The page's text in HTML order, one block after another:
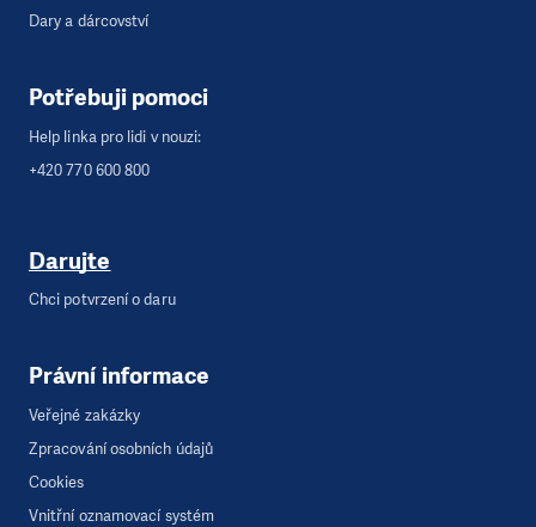
Dary a dárcovství
Potřebuji pomoci
Help linka pro lidi v nouzi:
+420 770 600 800
Darujte
Chci potvrzení o daru
Právní informace
Veřejné zakázky
Zpracování osobních údajů
Cookies
Vnitřní oznamovací systém